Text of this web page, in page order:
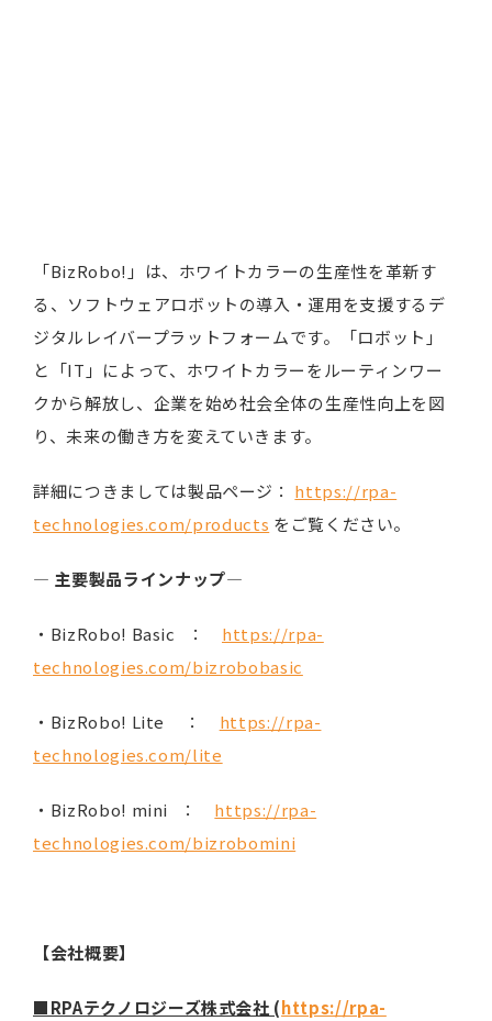
「BizRobo!」は、ホワイトカラーの生産性を革新す
る、ソフトウェアロボットの導入・運用を支援するデ
ジタルレイバープラットフォームです。「ロボット」
と「IT」によって、ホワイトカラーをルーティンワー
クから解放し、企業を始め社会全体の生産性向上を図
り、未来の働き方を変えていきます。
詳細につきましては製品ページ： https://rpa-
technologies.com/products をご覧ください。
― 主要製品ラインナップ―
・BizRobo! Basic ： https://rpa-
technologies.com/bizrobobasic
・BizRobo! Lite ： https://rpa-
technologies.com/lite
・BizRobo! mini ： https://rpa-
technologies.com/bizrobomini
【会社概要】
■RPAテクノロジーズ株式会社 (https://rpa-